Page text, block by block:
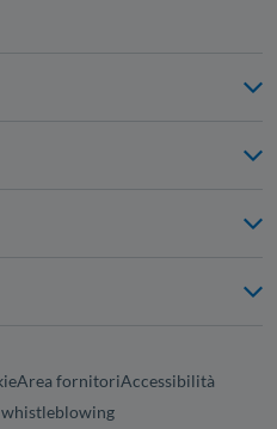
Area fornitoriAccessibilità
whistleblowing